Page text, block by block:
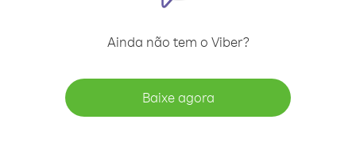
Ainda não tem o Viber?
Baixe agora